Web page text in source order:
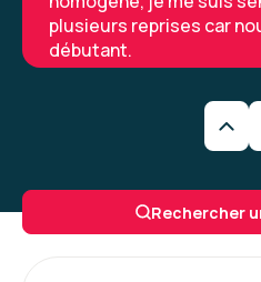
plusieurs reprises car
débutant.
Formation : SQL : Les
Très bonne formation
du langage SQL et
Rechercher